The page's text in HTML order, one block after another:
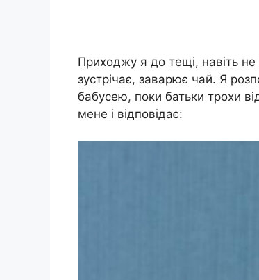
Приходжу я до тещі, навіть
зустрічає, заварює чай. Я
бабусею, поки батьки трохи
мене і відповідає: